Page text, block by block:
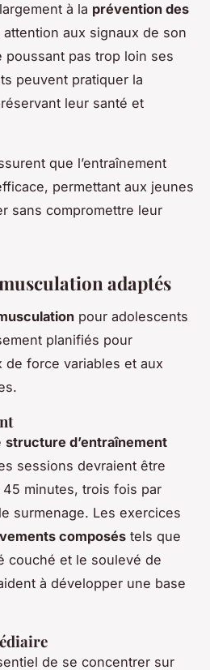
à la prévention des
attention aux signaux de son
pas trop loin ses
peuvent pratiquer la
leur santé et
que l’entraînement
permettant aux jeunes
sans compromettre leur
adaptés
pour adolescents
planifiés pour
de force variables et aux
structure d’entraînement
sessions devraient être
minutes, trois fois par
surmenage. Les exercices
composés tels que
couché et le soulevé de
à développer une base
de se concentrer sur